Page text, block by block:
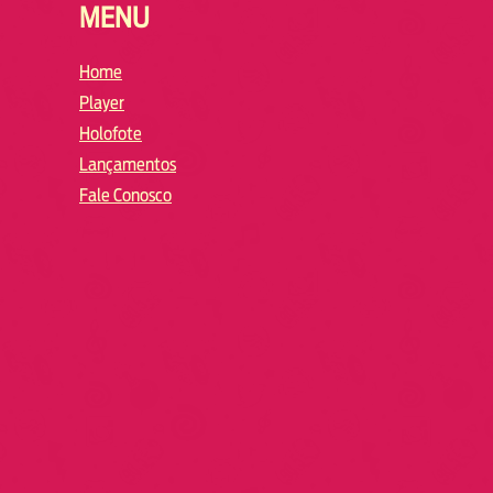
MENU
Home
Player
Holofote
Lançamentos
Fale Conosco